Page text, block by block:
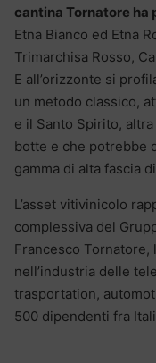
cantina Tornatore ha
Etna Bianco ed Etna
Trimarchisa Rosso,
E all’orizzonte si
un metodo classico,
e il Santo Spirito,
botte e che potrebbe
gamma di alta fascia
L’asset vitivinicolo
complessiva del
Francesco
nell’industria delle
trasportation,
500 dipendenti fra